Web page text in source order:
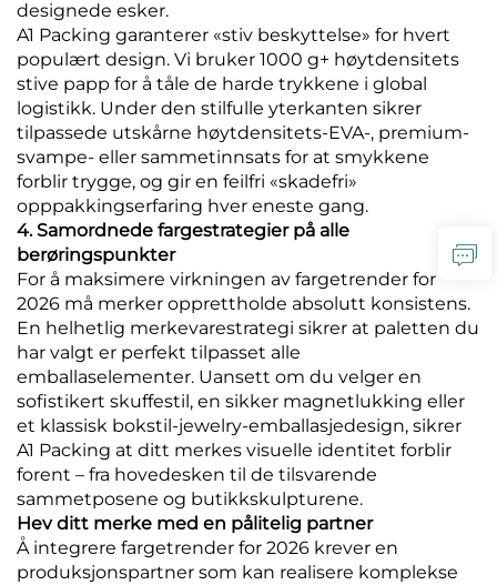
designede esker.
A1 Packing garanterer «stiv beskyttelse» for hvert
populært design. Vi bruker 1000 g+ høytdensitets
stive papp for å tåle de harde trykkene i global
logistikk. Under den stilfulle yterkanten sikrer
tilpassede utskårne høytdensitets-EVA-, premium-
svampe- eller sammetinnsats for at smykkene
forblir trygge, og gir en feilfri «skadefri»
opppakkingserfaring hver eneste gang.
4. Samordnede fargestrategier på alle
berøringspunkter
For å maksimere virkningen av fargetrender for
2026 må merker opprettholde absolutt konsistens.
En helhetlig merkevarestrategi sikrer at paletten du
har valgt er perfekt tilpasset alle
emballaselementer. Uansett om du velger en
sofistikert skuffestil, en sikker magnetlukking eller
et klassisk bokstil-jewelry-emballasjedesign, sikrer
A1 Packing at ditt merkes visuelle identitet forblir
forent – fra hovedesken til de tilsvarende
sammetposene og butikkskulpturene.
Hev ditt merke med en pålitelig partner
Å integrere fargetrender for 2026 krever en
produksjonspartner som kan realisere komplekse